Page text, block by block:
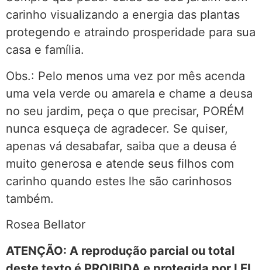
carinho visualizando a energia das plantas
protegendo e atraindo prosperidade para sua
casa e família.
Obs.: Pelo menos uma vez por mês acenda
uma vela verde ou amarela e chame a deusa
no seu jardim, peça o que precisar, PORÉM
nunca esqueça de agradecer. Se quiser,
apenas vá desabafar, saiba que a deusa é
muito generosa e atende seus filhos com
carinho quando estes lhe são carinhosos
também.
Rosea Bellator
ATENÇÃO: A reprodução parcial ou total